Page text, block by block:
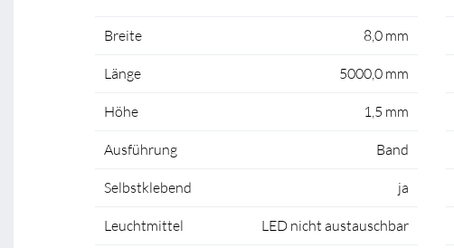
Breite 8,0 mm
Länge 5000,0 mm
Höhe 1,5 mm
Ausführung Band
Selbstklebend ja
Leuchtmittel LED nicht austauschbar